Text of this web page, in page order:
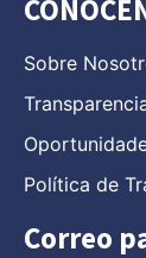
Sobre
Política de
Correo